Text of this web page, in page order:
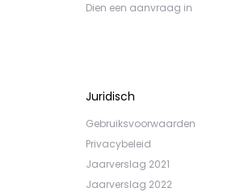
Dien een aanvraag in
Juridisch
Gebruiksvoorwaarden
Privacybeleid
Jaarverslag 2021
Jaarverslag 2022